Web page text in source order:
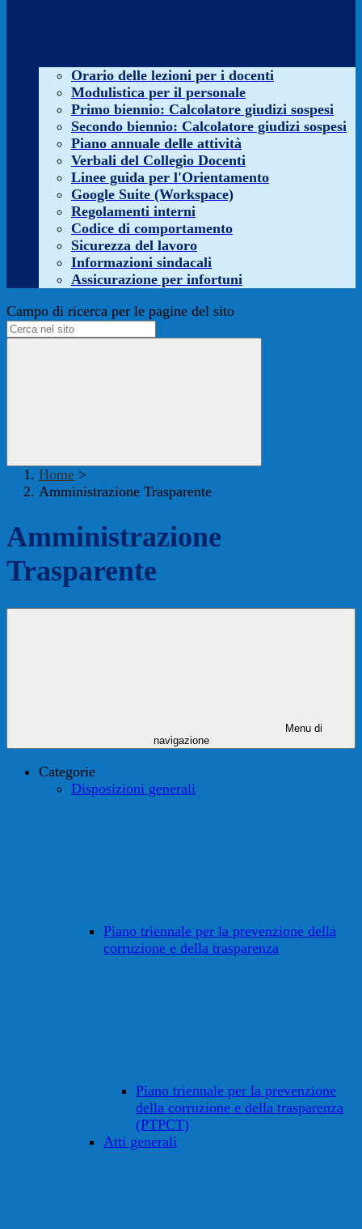
Orario delle lezioni per i docenti
Modulistica per il personale
Primo biennio: Calcolatore giudizi sospesi
Secondo biennio: Calcolatore giudizi sospesi
Piano annuale delle attività
Verbali del Collegio Docenti
Linee guida per l'Orientamento
Google Suite (Workspace)
Regolamenti interni
Codice di comportamento
Sicurezza del lavoro
Informazioni sindacali
Assicurazione per infortuni
Campo di ricerca per le pagine del sito
Home >
Amministrazione Trasparente
Amministrazione
Trasparente
Menu di
navigazione
Categorie
Disposizioni generali
Piano triennale per la prevenzione della
corruzione e della trasparenza
Piano triennale per la prevenzione
della corruzione e della trasparenza
(PTPCT)
Atti generali